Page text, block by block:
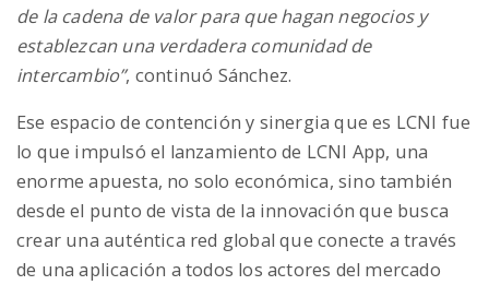
de la cadena de valor para que hagan negocios y
establezcan una verdadera comunidad de
intercambio”, continuó Sánchez.
Ese espacio de contención y sinergia que es LCNI fue
lo que impulsó el lanzamiento de LCNI App, una
enorme apuesta, no solo económica, sino también
desde el punto de vista de la innovación que busca
crear una auténtica red global que conecte a través
de una aplicación a todos los actores del mercado